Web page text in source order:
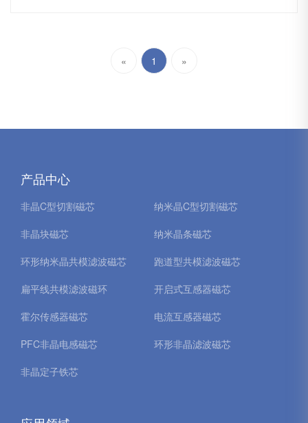
« 1 »
产品中心
非晶C型切割磁芯
纳米晶C型切割磁芯
非晶块磁芯
纳米晶条磁芯
环形纳米晶共模滤波磁芯
跑道型共模滤波磁芯
扁平线共模滤波磁环
开启式互感器磁芯
霍尔传感器磁芯
电流互感器磁芯
PFC非晶电感磁芯
环形非晶滤波磁芯
非晶定子铁芯